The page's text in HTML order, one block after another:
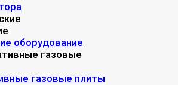
оборудование
газовые плиты